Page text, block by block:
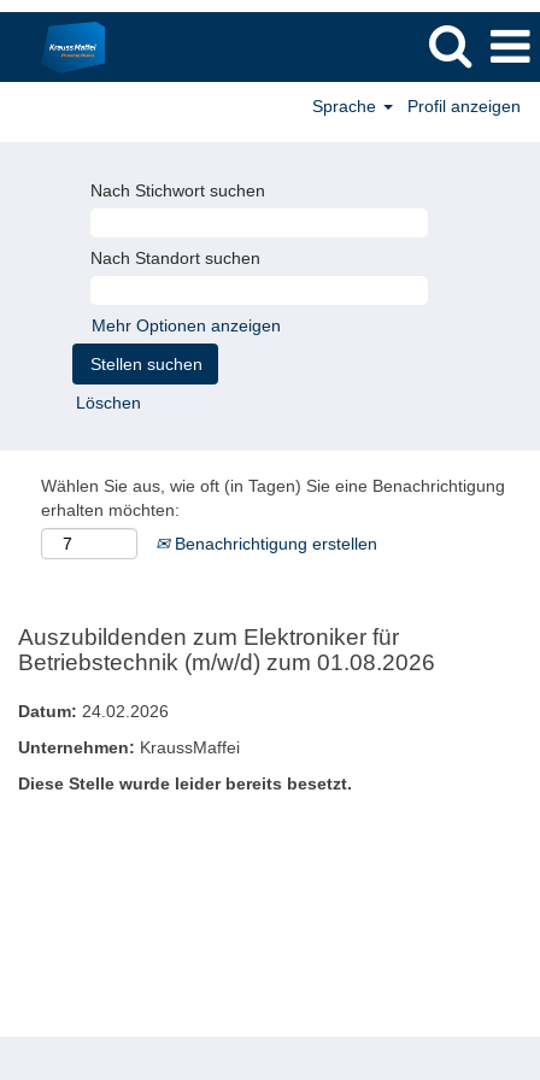
Sprache Profil anzeigen
Nach Stichwort suchen
Nach Standort suchen
Mehr Optionen anzeigen
Löschen
Wählen Sie aus, wie oft (in Tagen) Sie eine Benachrichtigung
erhalten möchten:
Benachrichtigung erstellen
Auszubildenden zum Elektroniker für
Betriebstechnik (m/w/d) zum 01.08.2026
Datum: 24.02.2026
Unternehmen: KraussMaffei
Diese Stelle wurde leider bereits besetzt.